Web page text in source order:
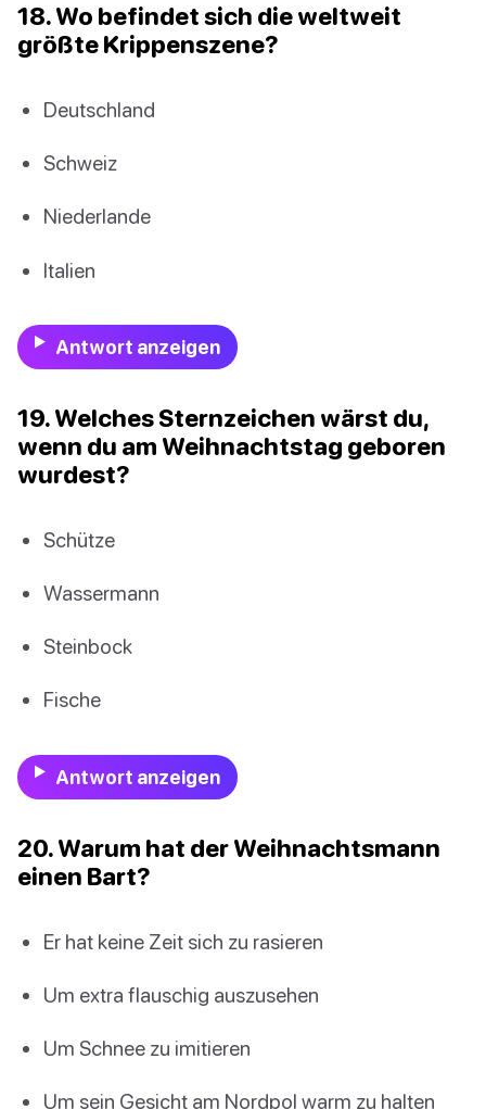
18. Wo befindet sich die weltweit
größte Krippenszene?
Deutschland
Schweiz
Niederlande
Italien
Antwort anzeigen
19. Welches Sternzeichen wärst du,
wenn du am Weihnachtstag geboren
wurdest?
Schütze
Wassermann
Steinbock
Fische
Antwort anzeigen
20. Warum hat der Weihnachtsmann
einen Bart?
Er hat keine Zeit sich zu rasieren
Um extra flauschig auszusehen
Um Schnee zu imitieren
Um sein Gesicht am Nordpol warm zu halten